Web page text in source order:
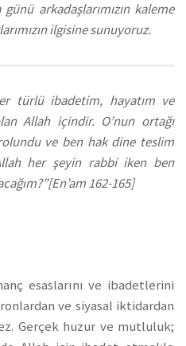
arkadaşlarımızın kaleme
ilgisine sunuyoruz.
türlü ibadetim, hayatım ve
Allah içindir. O’nun ortağı
ve ben hak dine teslim
her şeyin rabbi iken ben
162-165]
esaslarını ve ibadetlerini
ve siyasal iktidardan
Gerçek huzur ve mutluluk;